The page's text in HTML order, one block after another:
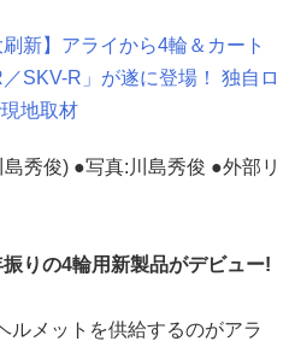
新】アライから4輪＆カート
SKV-R」が遂に登場！ 独自ロ
地取材
秀俊) ●写真:川島秀俊 ●外部リ
りの4輪用新製品がデビュー!
ルメットを供給するのがアラ